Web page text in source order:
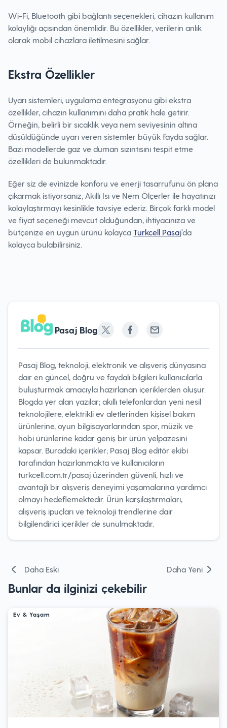
Wi-Fi, Bluetooth gibi bağlantı seçenekleri, cihazın kullanım
kolaylığı açısından önemlidir. Bu özellikler, verilerin anlık
olarak mobil cihazlara iletilmesini sağlar.
Ekstra Özellikler
Uyarı sistemleri, uygulama entegrasyonu gibi ekstra
özellikler, cihazın kullanımını daha pratik hale getirir.
Örneğin, belirli bir sıcaklık veya nem seviyesinin altına
düşüldüğünde uyarı veren sistemler büyük fayda sağlar.
Bazı modellerde gaz ve duman sızıntısını tespit etme
özellikleri de bulunmaktadır.
Eğer siz de evinizde konforu ve enerji tasarrufunu ön plana
çıkarmak istiyorsanız, Akıllı Isı ve Nem Ölçerler ile hayatınızı
kolaylaştırmayı kesinlikle tavsiye ederiz. Birçok farklı model
ve fiyat seçeneği mevcut olduğundan, ihtiyacınıza ve
bütçenize en uygun ürünü kolayca Turkcell Pasaj’da
kolayca bulabilirsiniz.
Pasaj Blog
Pasaj Blog, teknoloji, elektronik ve alışveriş dünyasına
dair en güncel, doğru ve faydalı bilgileri kullanıcılarla
buluşturmak amacıyla hazırlanan içeriklerden oluşur.
Blogda yer alan yazılar; akıllı telefonlardan yeni nesil
teknolojilere, elektrikli ev aletlerinden kişisel bakım
ürünlerine, oyun bilgisayarlarından spor, müzik ve
hobi ürünlerine kadar geniş bir ürün yelpazesini
kapsar. Buradaki içerikler; Pasaj Blog editör ekibi
tarafından hazırlanmakta ve kullanıcıların
turkcell.com.tr/pasaj üzerinden güvenli, hızlı ve
avantajlı bir alışveriş deneyimi yaşamalarına yardımcı
olmayı hedeflemektedir. Ürün karşılaştırmaları,
alışveriş ipuçları ve teknoloji trendlerine dair
bilgilendirici içerikler de sunulmaktadır.
Yazı
Daha Eski Daha Yeni
Bunlar da ilginizi çekebilir
Ev & Yaşam